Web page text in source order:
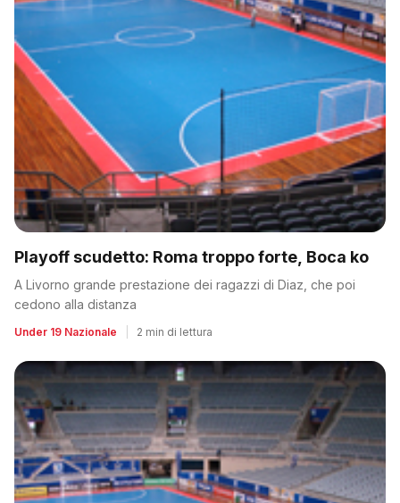
Playoff scudetto: Roma troppo forte, Boca ko
A Livorno grande prestazione dei ragazzi di Diaz, che poi
cedono alla distanza
Under 19 Nazionale 2 min di lettura